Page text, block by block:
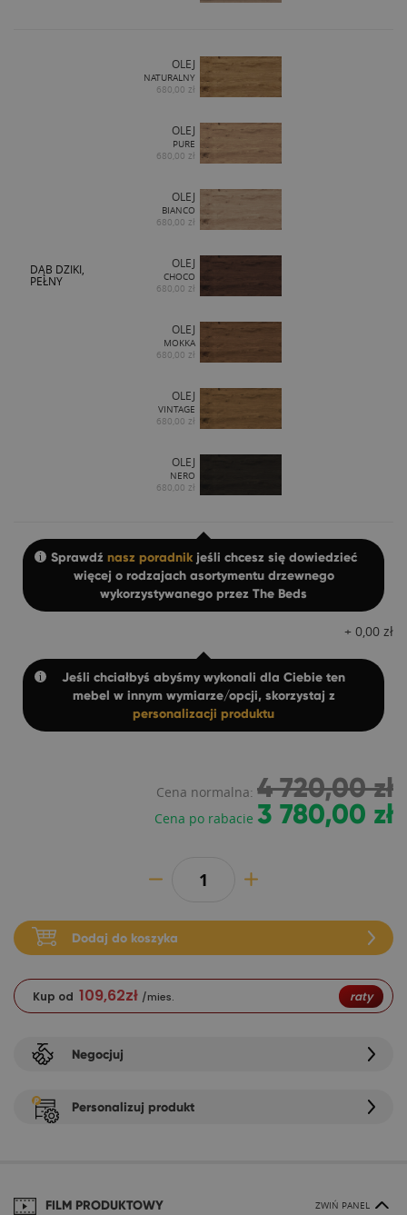
DĄB DZIKI,
PEŁNY
OLEJ
NATURALNY
680,00 zł
OLEJ
PURE
680,00 zł
OLEJ
BIANCO
680,00 zł
OLEJ
CHOCO
680,00 zł
OLEJ
MOKKA
680,00 zł
OLEJ
VINTAGE
680,00 zł
OLEJ
NERO
680,00 zł
Sprawdź nasz poradnikjeśli chcesz się dowiedzieć
więcej o rodzajach asortymentu drzewnego
wykorzystywanego przez The Beds
+ 0,00 zł
Jeśli chciałbyś abyśmy wykonali dla Ciebie ten
mebel w innym wymiarze/opcji, skorzystaj z
personalizacji produktu
Cena normalna: 4 720,00 zł
Cena po rabacie 3 780,00 zł
Dodaj do koszyka
Kup od 109,62zł /mies. raty
Negocjuj
Personalizuj produkt
FILM PRODUKTOWY ZWIŃ PANEL